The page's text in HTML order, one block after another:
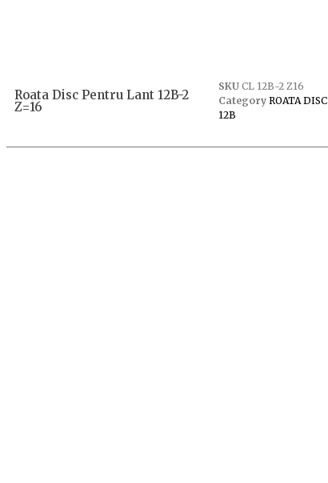
Roata Disc Pentru Lant 12B-2
Z=16
SKU CL 12B-2 Z16
Category ROATA DISC
12B